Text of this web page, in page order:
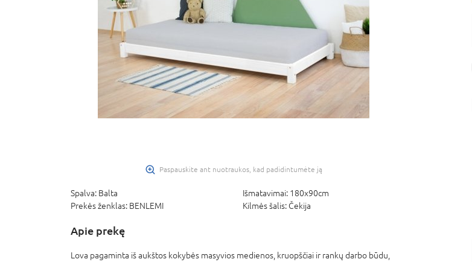
Paspauskite ant nuotraukos, kad padidintumėte ją
Spalva: Balta Išmatavimai: 180x90cm
Prekės ženklas: BENLEMI Kilmės šalis: Čekija
Apie prekę
Lova pagaminta iš aukštos kokybės masyvios medienos, kruopščiai ir rankų darbo būdu,
-20%